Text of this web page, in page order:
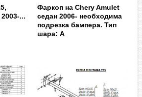
...
Фаркоп на Chery Amulet
седан 2006- необходима
подрезка бампера. Тип
шара: A